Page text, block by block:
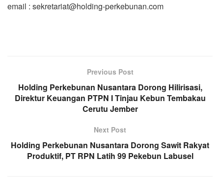
email : sekretariat@holding-perkebunan.com
Previous Post
Holding Perkebunan Nusantara Dorong Hilirisasi,
Direktur Keuangan PTPN I Tinjau Kebun Tembakau
Cerutu Jember
Next Post
Holding Perkebunan Nusantara Dorong Sawit Rakyat
Produktif, PT RPN Latih 99 Pekebun Labusel